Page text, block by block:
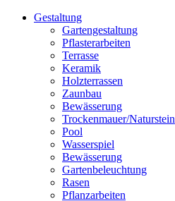
Gestaltung
Gartengestaltung
Pflasterarbeiten
Terrasse
Keramik
Holzterrassen
Zaunbau
Bewässerung
Trockenmauer/Naturstein
Pool
Wasserspiel
Bewässerung
Gartenbeleuchtung
Rasen
Pflanzarbeiten